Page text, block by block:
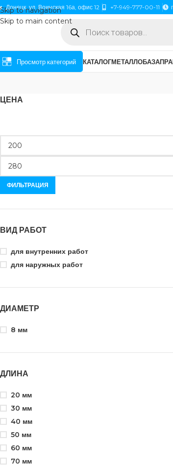
Skip to navigation
Skip to main content
Донецк, ул. Воинская 16а, офис 12 +7-949-777-00-11
Просмотр категорий КАТАЛОГМЕТАЛЛОБАЗА
ЦЕНА
ФИЛЬТРАЦИЯ
ВИД РАБОТ
для внутренних работ
для наружных работ
ДИАМЕТР
8 мм
ДЛИНА
20 мм
30 мм
40 мм
50 мм
60 мм
70 мм